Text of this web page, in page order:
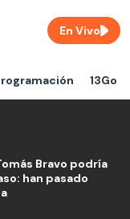
13Go
En Vivo
Bravo podría
han pasado